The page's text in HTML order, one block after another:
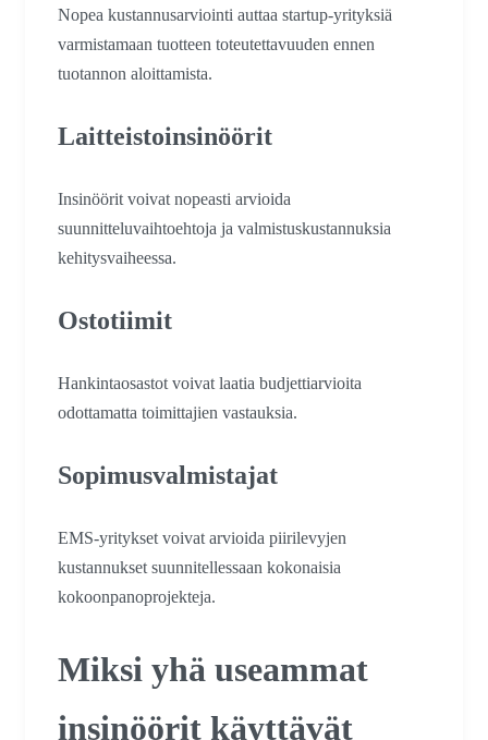
Nopea kustannusarviointi auttaa startup-yrityksiä
varmistamaan tuotteen toteutettavuuden ennen
tuotannon aloittamista.
Laitteistoinsinöörit
Insinöörit voivat nopeasti arvioida
suunnitteluvaihtoehtoja ja valmistuskustannuksia
kehitysvaiheessa.
Ostotiimit
Hankintaosastot voivat laatia budjettiarvioita
odottamatta toimittajien vastauksia.
Sopimusvalmistajat
EMS-yritykset voivat arvioida piirilevyjen
kustannukset suunnitellessaan kokonaisia
kokoonpanoprojekteja.
Miksi yhä useammat
insinöörit käyttävät